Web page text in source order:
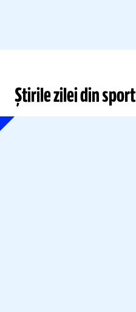
Știrile zilei din sport